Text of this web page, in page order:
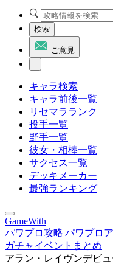
検索
ご意見
キャラ検索
キャラ前後一覧
リセマラランク
投手一覧
野手一覧
彼女・相棒一覧
サクセス一覧
デッキメーカー
最強ランキング
GameWith
パワプロ攻略|パワプロ
ガチャイベントまとめ
アラン・レイヴンデビ